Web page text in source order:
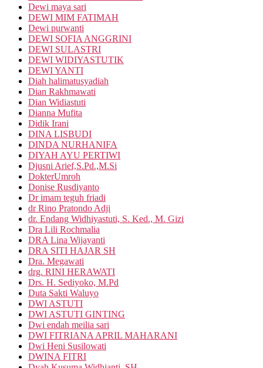
Dewi maya sari
DEWI MIM FATIMAH
Dewi purwanti
DEWI SOFIA ANGGRINI
DEWI SULASTRI
DEWI WIDIYASTUTIK
DEWI YANTI
Diah halimatusyadiah
Dian Rakhmawati
Dian Widiastuti
Dianna Mufita
Didik Irani
DINA LISBUDI
DINDA NURHANIFA
DIYAH AYU PERTIWI
Djusni Arief,S.Pd.,M.Si
DokterUmroh
Donise Rusdiyanto
Dr imam teguh friadi
dr Rino Pratondo Adji
dr. Endang Widhiyastuti, S. Ked., M. Gizi
Dra Lili Rochmalia
DRA Lina Wijayanti
DRA SITI HAJAR SH
Dra. Megawati
drg. RINI HERAWATI
Drs. H. Sediyoko, M.Pd
Duta Sakti Waluyo
DWI ASTUTI
DWI ASTUTI GINTING
Dwi endah meilia sari
DWI FITRIANA APRIL MAHARANI
Dwi Heni Susilowati
DWINA FITRI